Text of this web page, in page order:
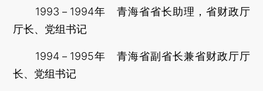
1993－1994年 青海省省长助理，省财政厅
厅长、党组书记
1994－1995年 青海省副省长兼省财政厅厅
长、党组书记